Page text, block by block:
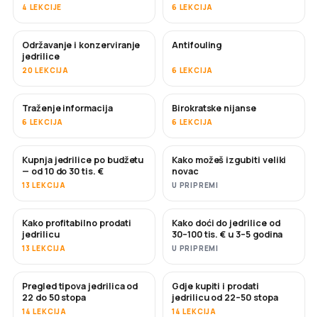
4 LEKCIJE 6 LEKCIJA
Održavanje i konzerviranje
jedrilice
20 LEKCIJA
USKORO
Antifouling
6 LEKCIJA
Traženje informacija
6 LEKCIJA
Birokratske nijanse
6 LEKCIJA
USKORO
Kupnja jedrilice po budžetu
— od 10 do 30 tis. €
13 LEKCIJA
USKORO
Kako možeš izgubiti veliki
novac
U PRIPREMI
NOVO
Kako profitabilno prodati
jedrilicu
13 LEKCIJA
NOVO
Kako doći do jedrilice od
30–100 tis. € u 3–5 godina
U PRIPREMI
USKORO
Pregled tipova jedrilica od
22 do 50 stopa
14 LEKCIJA
USKORO
Gdje kupiti i prodati
jedrilicu od 22–50 stopa
14 LEKCIJA